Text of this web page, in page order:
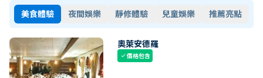
美食體驗 夜間娛樂 靜修體驗 兒童娛樂 推薦亮點
奧萊安德羅
check價格包含